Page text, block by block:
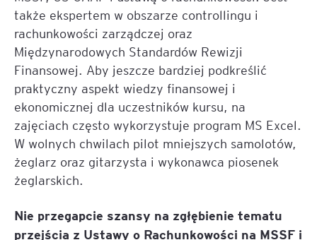
także ekspertem w obszarze controllingu i
rachunkowości zarządczej oraz
Międzynarodowych Standardów Rewizji
Finansowej. Aby jeszcze bardziej podkreślić
praktyczny aspekt wiedzy finansowej i
ekonomicznej dla uczestników kursu, na
zajęciach często wykorzystuje program MS Excel.
W wolnych chwilach pilot mniejszych samolotów,
żeglarz oraz gitarzysta i wykonawca piosenek
żeglarskich.
Nie przegapcie szansy na zgłębienie tematu
przejścia z Ustawy o Rachunkowości na MSSF i